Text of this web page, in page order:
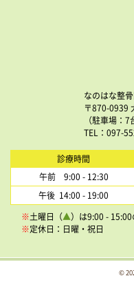
なのはな整
〒870-0939
（駐車場：7
TEL：097-
診療時間
午前 9:00 - 12:30
午後 14:00 - 19:00
※土曜日（▲）は9:00 - 15:00
※定休日：日曜・祝日
©